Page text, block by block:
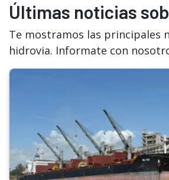
Últimas noticias
Te mostramos las principales
hidrovia. Informate con